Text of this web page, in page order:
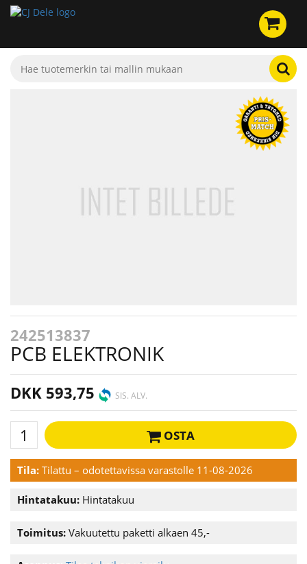
242513837
PCB ELEKTRONIK
DKK 593,75 SIS. ALV.
OSTA
Tila: Tilattu – odotettavissa varastolle 11-08-2026
Hintatakuu: Hintatakuu
Toimitus: Vakuutettu paketti alkaen 45,-